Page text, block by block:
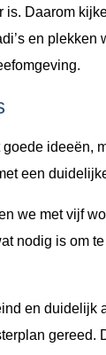
Daarom
en
ideeën,
een
we met vijf
nodig is om
en duidelijk